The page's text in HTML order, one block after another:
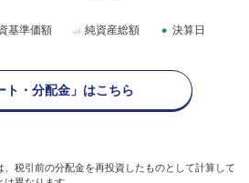
基準価額 純資産総額 決算日
ト・分配金」はこちら
税引前の分配金を再投資したものとして計算して